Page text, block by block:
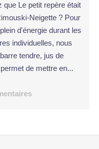
Le petit repère était
Neigette ? Pour
d'énergie durant les
individuelles, nous
tendre, jus de
de mettre en...